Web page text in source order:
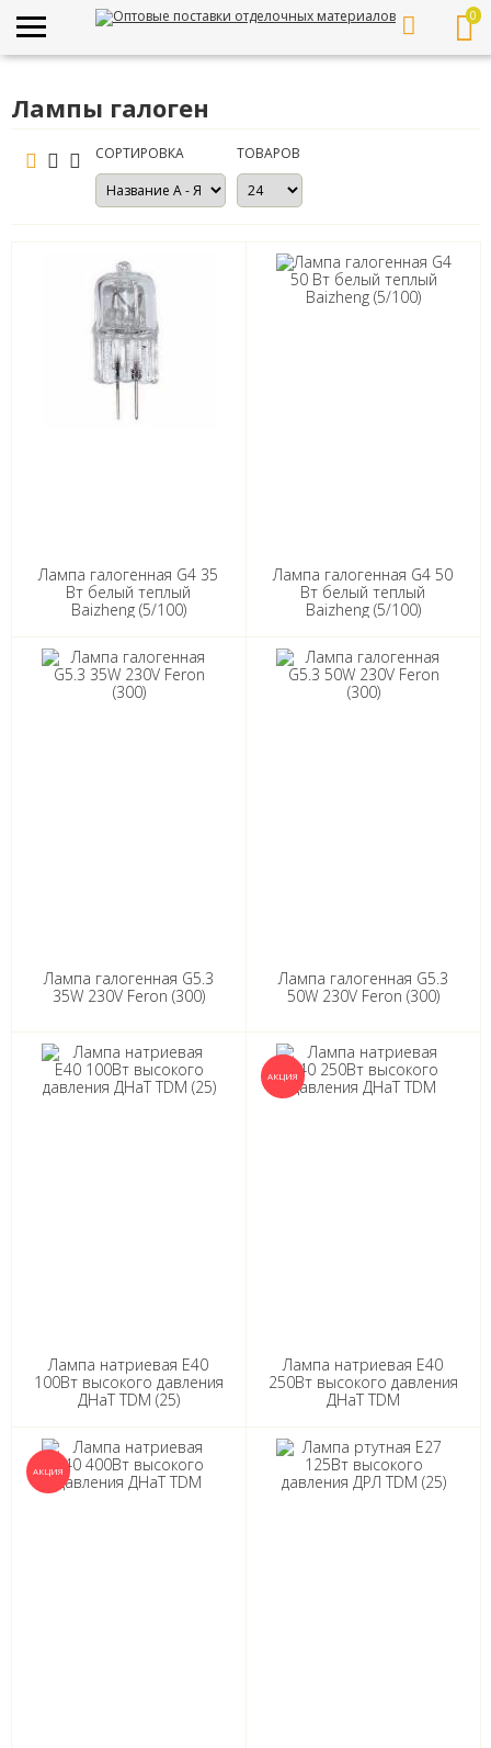
0
Лампы галоген
СОРТИРОВКА ТОВАРОВ
Лампа галогенная G4 35
Вт белый теплый
Baizheng (5/100)
Лампа галогенная G4 50
Вт белый теплый
Baizheng (5/100)
Лампа галогенная G5.3
35W 230V Feron (300)
Лампа галогенная G5.3
50W 230V Feron (300)
Лампа натриевая Е40
100Вт высокого давления
ДНаТ TDM (25)
Лампа натриевая Е40
250Вт высокого давления
ДНаТ TDM